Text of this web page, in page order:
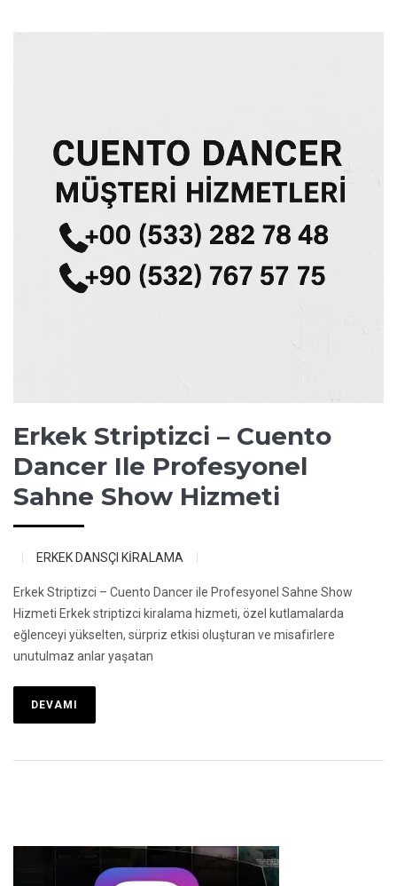
Erkek Striptizci – Cuento
Dancer Ile Profesyonel
Sahne Show Hizmeti
ERKEK DANSÇI KİRALAMA
Erkek Striptizci – Cuento Dancer ile Profesyonel Sahne Show
Hizmeti Erkek striptizci kiralama hizmeti, özel kutlamalarda
eğlenceyi yükselten, sürpriz etkisi oluşturan ve misafirlere
unutulmaz anlar yaşatan
DEVAMI